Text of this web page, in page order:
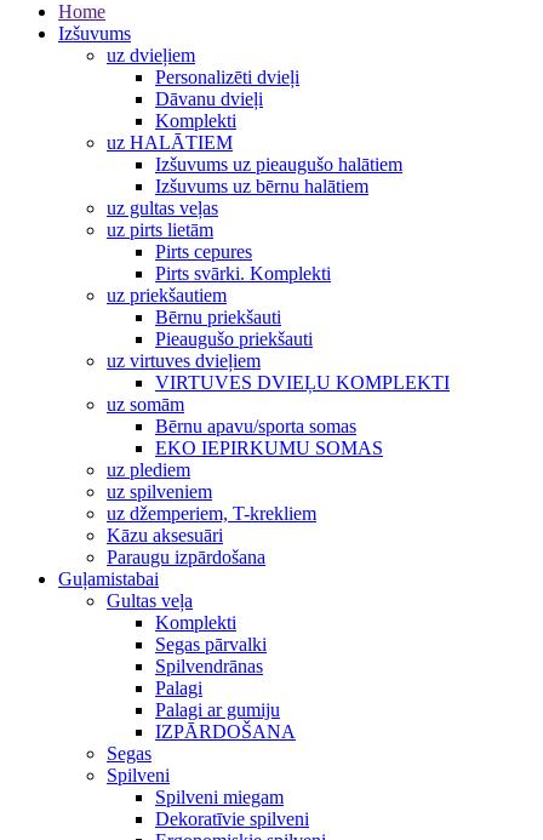
Home
Izšuvums
uz dvieļiem
Personalizēti dvieļi
Dāvanu dvieļi
Komplekti
uz HALĀTIEM
Izšuvums uz pieaugušo halātiem
Izšuvums uz bērnu halātiem
uz gultas veļas
uz pirts lietām
Pirts cepures
Pirts svārki. Komplekti
uz priekšautiem
Bērnu priekšauti
Pieaugušo priekšauti
uz virtuves dvieļiem
VIRTUVES DVIEĻU KOMPLEKTI
uz somām
Bērnu apavu/sporta somas
EKO IEPIRKUMU SOMAS
uz plediem
uz spilveniem
uz džemperiem, T-krekliem
Kāzu aksesuāri
Paraugu izpārdošana
Guļamistabai
Gultas veļa
Komplekti
Segas pārvalki
Spilvendrānas
Palagi
Palagi ar gumiju
IZPĀRDOŠANA
Segas
Spilveni
Spilveni miegam
Dekoratīvie spilveni